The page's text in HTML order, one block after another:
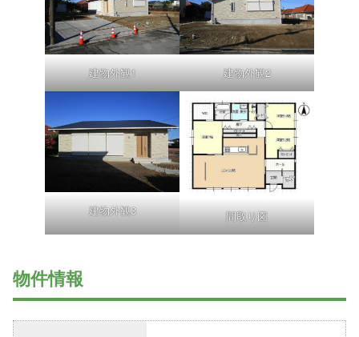
建物外観1 建物外観2
建物外観3 間取り図
物件情報